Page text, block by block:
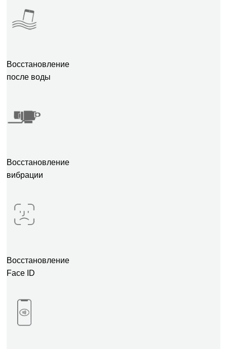
Восстановление
после воды
Восстановление
вибрации
Восстановление
Face ID